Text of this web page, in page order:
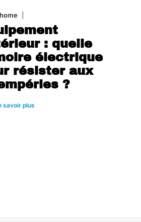
: quelle
électrique
résister aux
?
savoir plus